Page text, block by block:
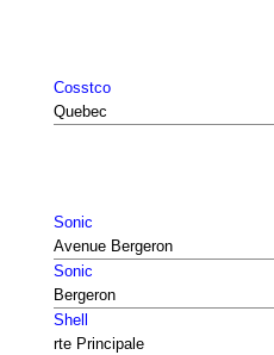
Cosstco
Quebec
Sonic
Avenue Bergeron
Sonic
Bergeron
Shell
rte Principale